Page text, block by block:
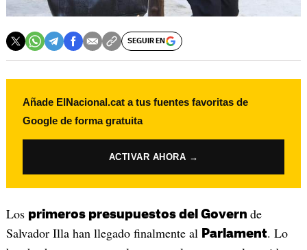
SEGUIR EN
Añade ElNacional.cat a tus fuentes favoritas de
Google de forma gratuita
ACTIVAR AHORA →
Los primeros presupuestos del Govern de
Salvador Illa han llegado finalmente al Parlament. Lo